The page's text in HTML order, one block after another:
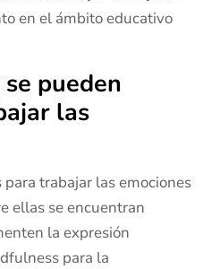
en el ámbito educativo
pueden
las
trabajar las emociones
ellas se encuentran
la expresión
para la